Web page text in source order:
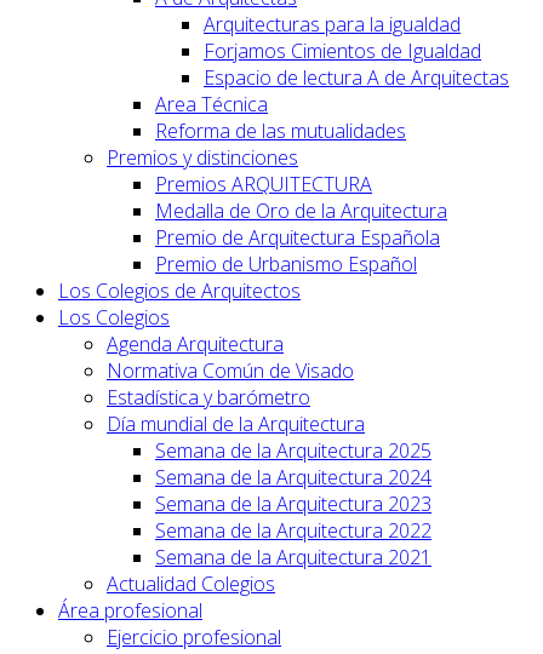
Arquitecturas para la igualdad
Forjamos Cimientos de Igualdad
Espacio de lectura A de Arquitectas
Area Técnica
Reforma de las mutualidades
Premios y distinciones
Premios ARQUITECTURA
Medalla de Oro de la Arquitectura
Premio de Arquitectura Española
Premio de Urbanismo Español
Los Colegios de Arquitectos
Los Colegios
Agenda Arquitectura
Normativa Común de Visado
Estadística y barómetro
Día mundial de la Arquitectura
Semana de la Arquitectura 2025
Semana de la Arquitectura 2024
Semana de la Arquitectura 2023
Semana de la Arquitectura 2022
Semana de la Arquitectura 2021
Actualidad Colegios
Área profesional
Ejercicio profesional